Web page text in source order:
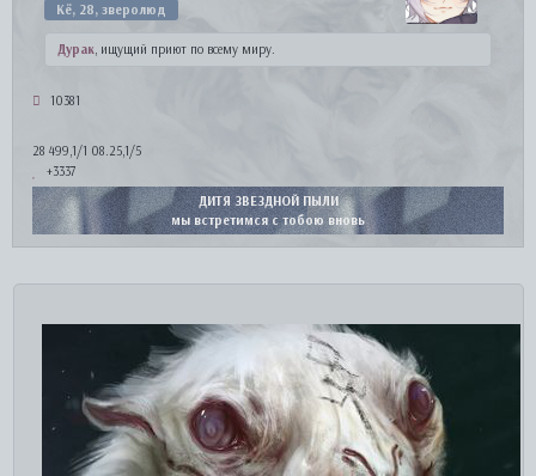
Кё, 28, зверолюд
Дурак, ищущий приют по всему миру.
10381
28 499,1/1 08.25,1/5
+3337
ДИТЯ ЗВЕЗДНОЙ ПЫЛИ
мы встретимся с тобою вновь